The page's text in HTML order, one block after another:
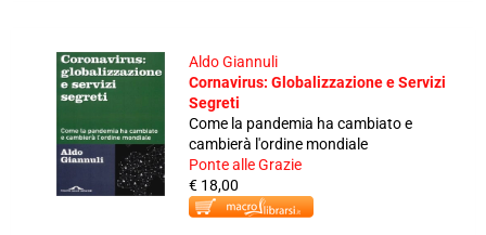
Aldo Giannuli
Cornavirus: Globalizzazione e Servizi
Segreti
Come la pandemia ha cambiato e
cambierà l'ordine mondiale
Ponte alle Grazie
€ 18,00